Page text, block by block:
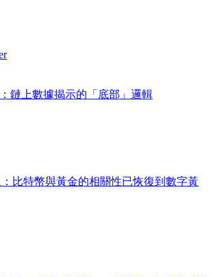
鏈上數據揭示的「底部」邏輯
：比特幣與黃金的相關性已恢復到數字黃